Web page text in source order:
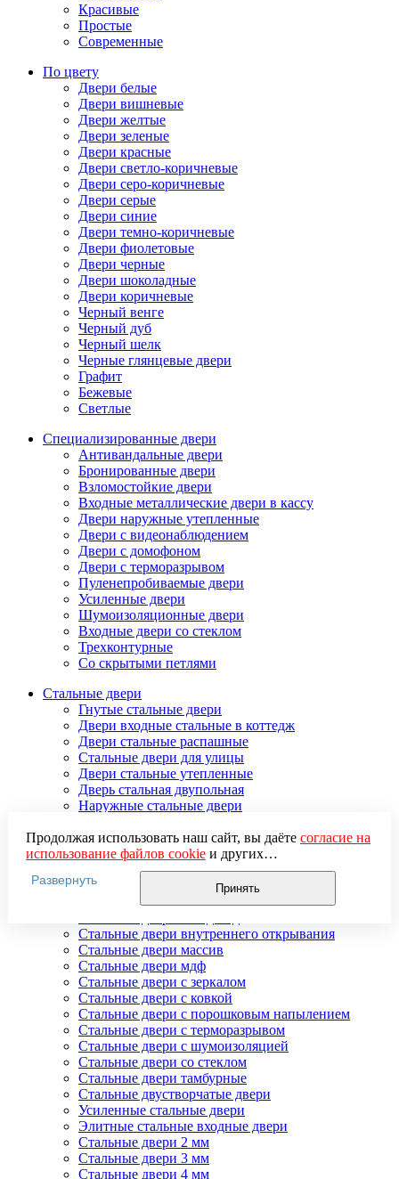
Красивые
Простые
Современные
По цвету
Двери белые
Двери вишневые
Двери желтые
Двери зеленые
Двери красные
Двери светло-коричневые
Двери серо-коричневые
Двери серые
Двери синие
Двери темно-коричневые
Двери фиолетовые
Двери черные
Двери шоколадные
Двери коричневые
Черный венге
Черный дуб
Черный шелк
Черные глянцевые двери
Графит
Бежевые
Светлые
Специализированные двери
Антивандальные двери
Бронированные двери
Взломостойкие двери
Входные металлические двери в кассу
Двери наружные утепленные
Двери с видеонаблюдением
Двери с домофоном
Двери с терморазрывом
Пуленепробиваемые двери
Усиленные двери
Шумоизоляционные двери
Входные двери со стеклом
Трехконтурные
Со скрытыми петлями
Стальные двери
Гнутые стальные двери
Двери входные стальные в коттедж
Двери стальные распашные
Стальные двери для улицы
Двери стальные утепленные
Дверь стальная двупольная
Наружные стальные двери
Распродажа стальных дверей
Стальная дверь в дом
Стальная дверь на дачу
Стальные взломостойкие двери
Стальные входные двери в квартиру
Стальные двери внутреннего открывания
Стальные двери массив
Стальные двери мдф
Стальные двери с зеркалом
Стальные двери с ковкой
Стальные двери с порошковым напылением
Стальные двери с терморазрывом
Стальные двери с шумоизоляцией
Стальные двери со стеклом
Стальные двери тамбурные
Стальные двустворчатые двери
Усиленные стальные двери
Элитные стальные входные двери
Стальные двери 2 мм
Стальные двери 3 мм
Стальные двери 4 мм
Продолжая использовать наш сайт, вы даёте согласие на
использование файлов cookieи других
пользовательских данных (включая IP-адрес, сведения о
местоположении, устройстве, действиях на сайте и т. п.)
для функционирования сайта, проведения
использования систем аналитики (например,
Яндекс.Метрика), в соответствии с нашей
обработки персональных данных.
Если вы не хотите, чтобы ваши данные обрабатывались,
настройте ограничения в браузере или покиньте сайт.
Развернуть
Принять